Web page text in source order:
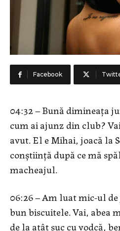
Facebook
04:32 – Bună dimineața
cum ai ajunz din club?
avut. El e Mihai, joacă la
conștiință după ce mă
macheajul.
06:26 – Am luat mic-ul
bun biscuitele. Vai, abea
de la atât suc cu vodcă,